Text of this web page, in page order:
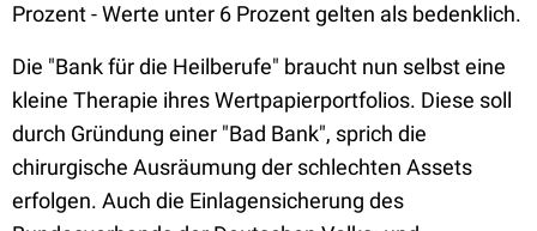
Prozent - Werte unter 6 Prozent gelten als bedenklich.
Die "Bank für die Heilberufe" braucht nun selbst eine
kleine Therapie ihres Wertpapierportfolios. Diese soll
durch Gründung einer "Bad Bank", sprich die
chirurgische Ausräumung der schlechten Assets
erfolgen. Auch die Einlagensicherung des